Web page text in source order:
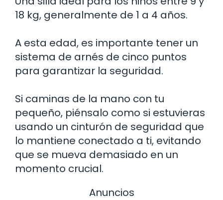
18 kg, generalmente de 1 a 4 años.
A esta edad, es importante tener un
sistema de arnés de cinco puntos
para garantizar la seguridad.
Si caminas de la mano con tu
pequeño, piénsalo como si estuvieras
usando un cinturón de seguridad que
lo mantiene conectado a ti, evitando
que se mueva demasiado en un
momento crucial.
Anuncios